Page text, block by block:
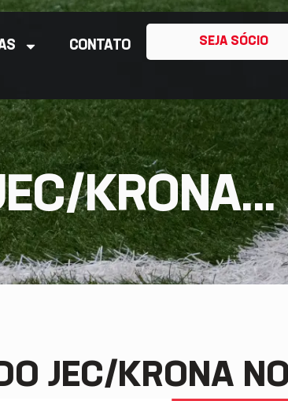
CONTATO SEJA SÓCIO
KRONA...
JEC/KRONA